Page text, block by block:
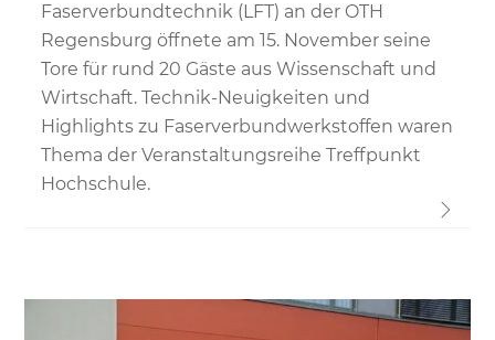
Faserverbundtechnik (LFT) an der OTH
Regensburg öffnete am 15. November seine
Tore für rund 20 Gäste aus Wissenschaft und
Wirtschaft. Technik-Neuigkeiten und
Highlights zu Faserverbundwerkstoffen waren
Thema der Veranstaltungsreihe Treffpunkt
Hochschule.